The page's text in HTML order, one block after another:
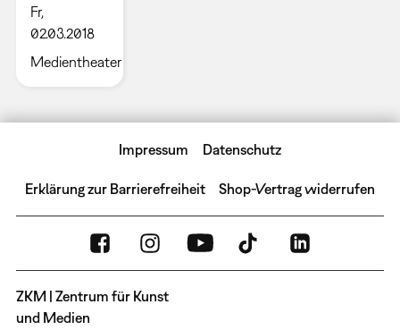
Fr,
02.03.2018
Medientheater
Impressum Datenschutz
Erklärung zur Barrierefreiheit Shop-Vertrag widerrufen
ZKM | Zentrum für Kunst
und Medien